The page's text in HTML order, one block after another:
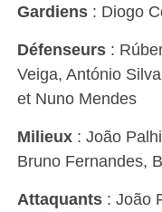
Gardiens: Diogo
Défenseurs:
Veiga, António
et Nuno Mendes
Milieux: João
Bruno Fernandes,
Attaquants: João